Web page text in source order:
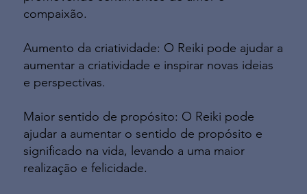
compaixão.
Aumento da criatividade: O Reiki pode ajudar a
aumentar a criatividade e inspirar novas ideias
e perspectivas.
Maior sentido de propósito: O Reiki pode
ajudar a aumentar o sentido de propósito e
significado na vida, levando a uma maior
realização e felicidade.